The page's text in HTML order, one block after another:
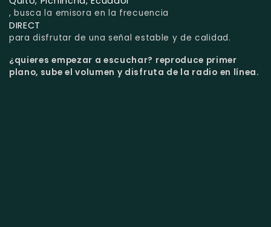
, busca la emisora en la frecuencia
DIRECT
para disfrutar de una señal estable y de calidad.
¿quieres empezar a escuchar? reproduce primer
plano, sube el volumen y disfruta de la radio en línea.